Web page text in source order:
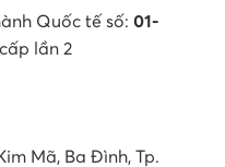
Quốc tế số: 01-
cấp lần 2
Mã, Ba Đình, Tp.